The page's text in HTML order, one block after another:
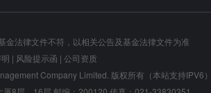
法律文件不符，以相关公告及基金法律文件为准
| 风险提示函 | 公司资质
Company Limited. 版权所有（本站支持IPV6）